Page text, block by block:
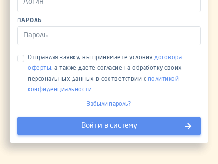
ПАРОЛЬ
Отправляя заявку, вы принимаете условиядоговора
оферты, а также даёте согласие на обработку своих
персональных данных в соответствии с политикой
конфиденциальности
Забыли пароль?
Войти в систему